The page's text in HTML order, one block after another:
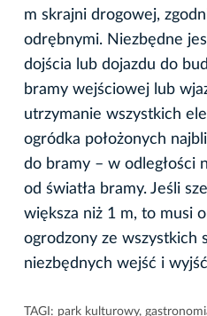
m skrajni drogowej,
odrębnymi. Niezbędne
dojścia lub dojazdu do
bramy wejściowej lub
utrzymanie wszystkich
ogródka położonych
do bramy – w odległości
od światła bramy. Jeśli
większa niż 1 m, to musi
ogrodzony ze wszystkich
niezbędnych wejść i
TAGI: park kulturowy,